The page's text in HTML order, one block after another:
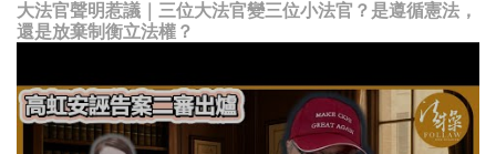
大法官聲明惹議｜三位大法官變三位小法官？是遵循憲法，
還是放棄制衡立法權？